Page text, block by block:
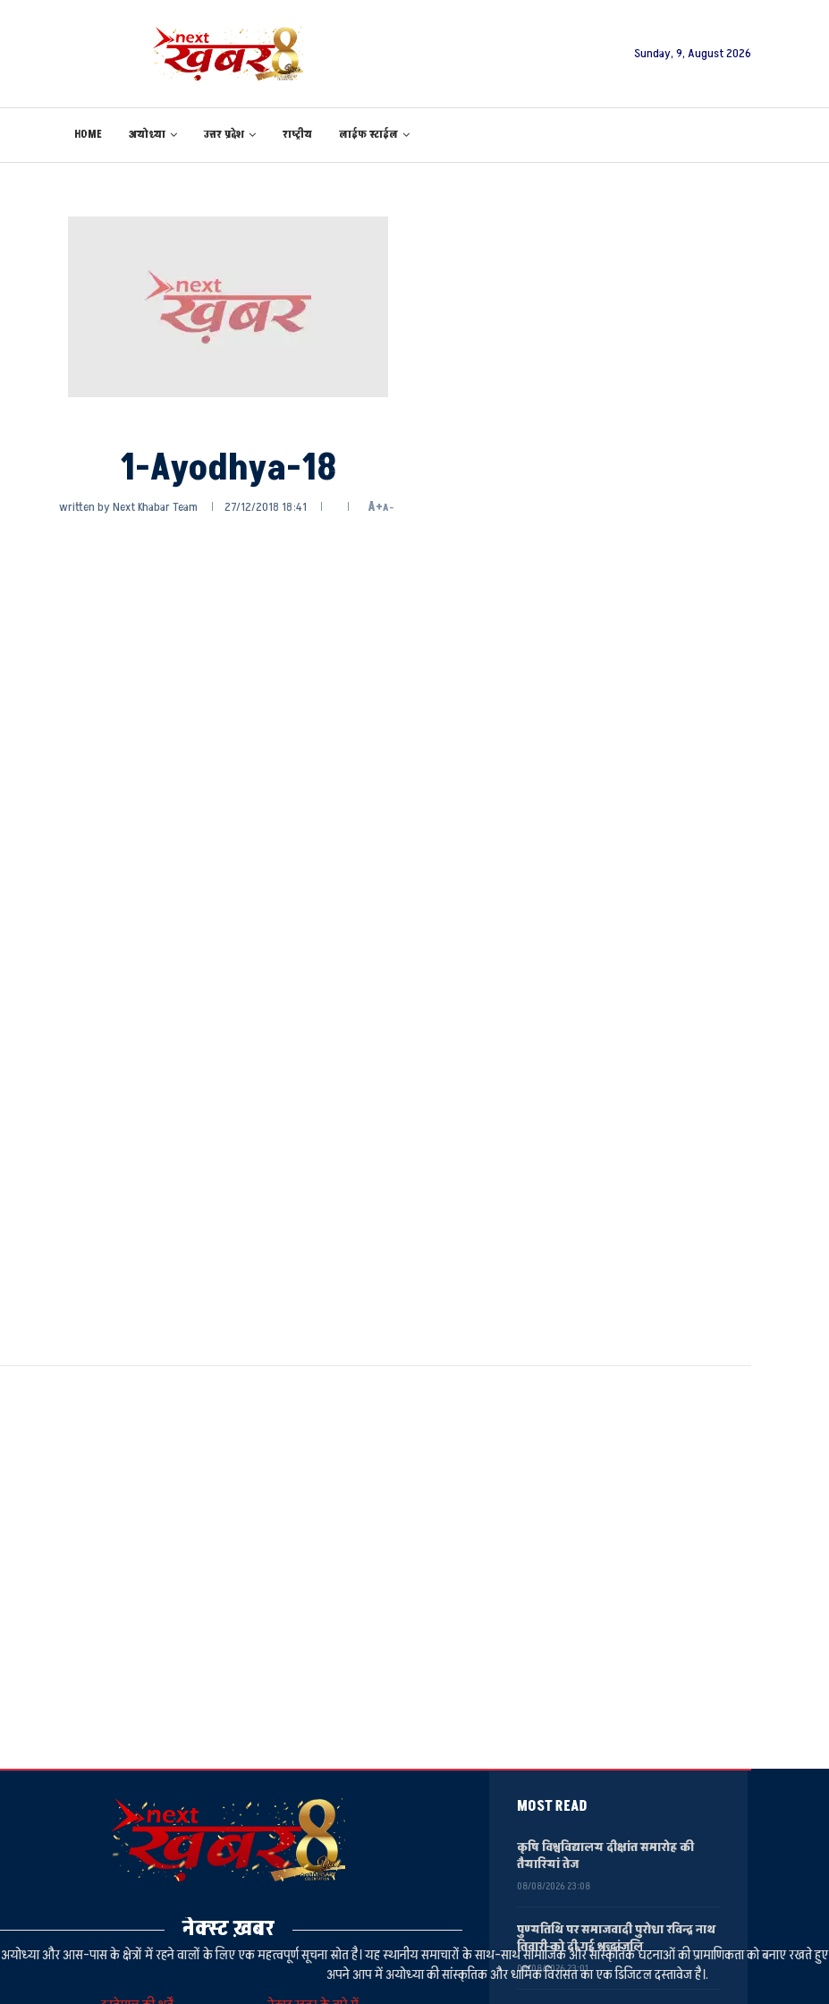
Sunday, 9, August 2026
HOME अयोध्या उत्तर प्रदेश राष्ट्रीय लाईफ स्टाईल
1-Ayodhya-18
written byNext Khabar Team 27/12/2018 18:41 A+A-
नेक्स्ट ख़बर
अयोध्या और आस-पास के क्षेत्रों में रहने वालों के लिए एक महत्वपूर्ण सूचना स्रोत है। यह स्थानीय समाचारों के साथ-साथ सामाजिक और सांस्कृतिक घटनाओं की प्रामाणिकता को बनाए रखते हुए
अपने आप में अयोध्या की सांस्कृतिक और धार्मिक विरासत का एक डिजिटल दस्तावेज है।.
MOST READ
कृषि विश्वविद्यालय दीक्षांत समारोह की
तैयारियां तेज
08/08/2026 23:08
पुण्यतिथि पर समाजवादी पुरोधा रविन्द्र नाथ
तिवारी को दी गई श्रद्धांजलि
08/08/2026 23:01